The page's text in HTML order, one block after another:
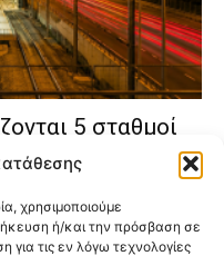
χρησιμοποιούμε
ή/και την πρόσβαση σε
τις εν λόγω τεχνολογίες
5 σταθμοί
που έρχονται για